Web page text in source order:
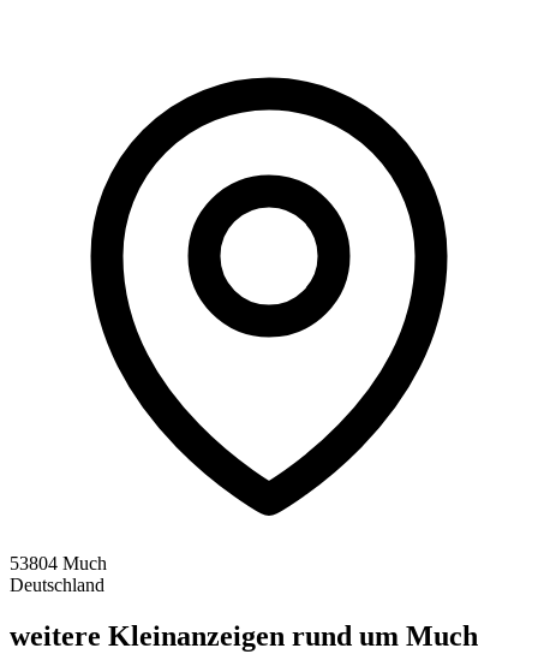
53804 Much
Deutschland
weitere Kleinanzeigen rund um Much